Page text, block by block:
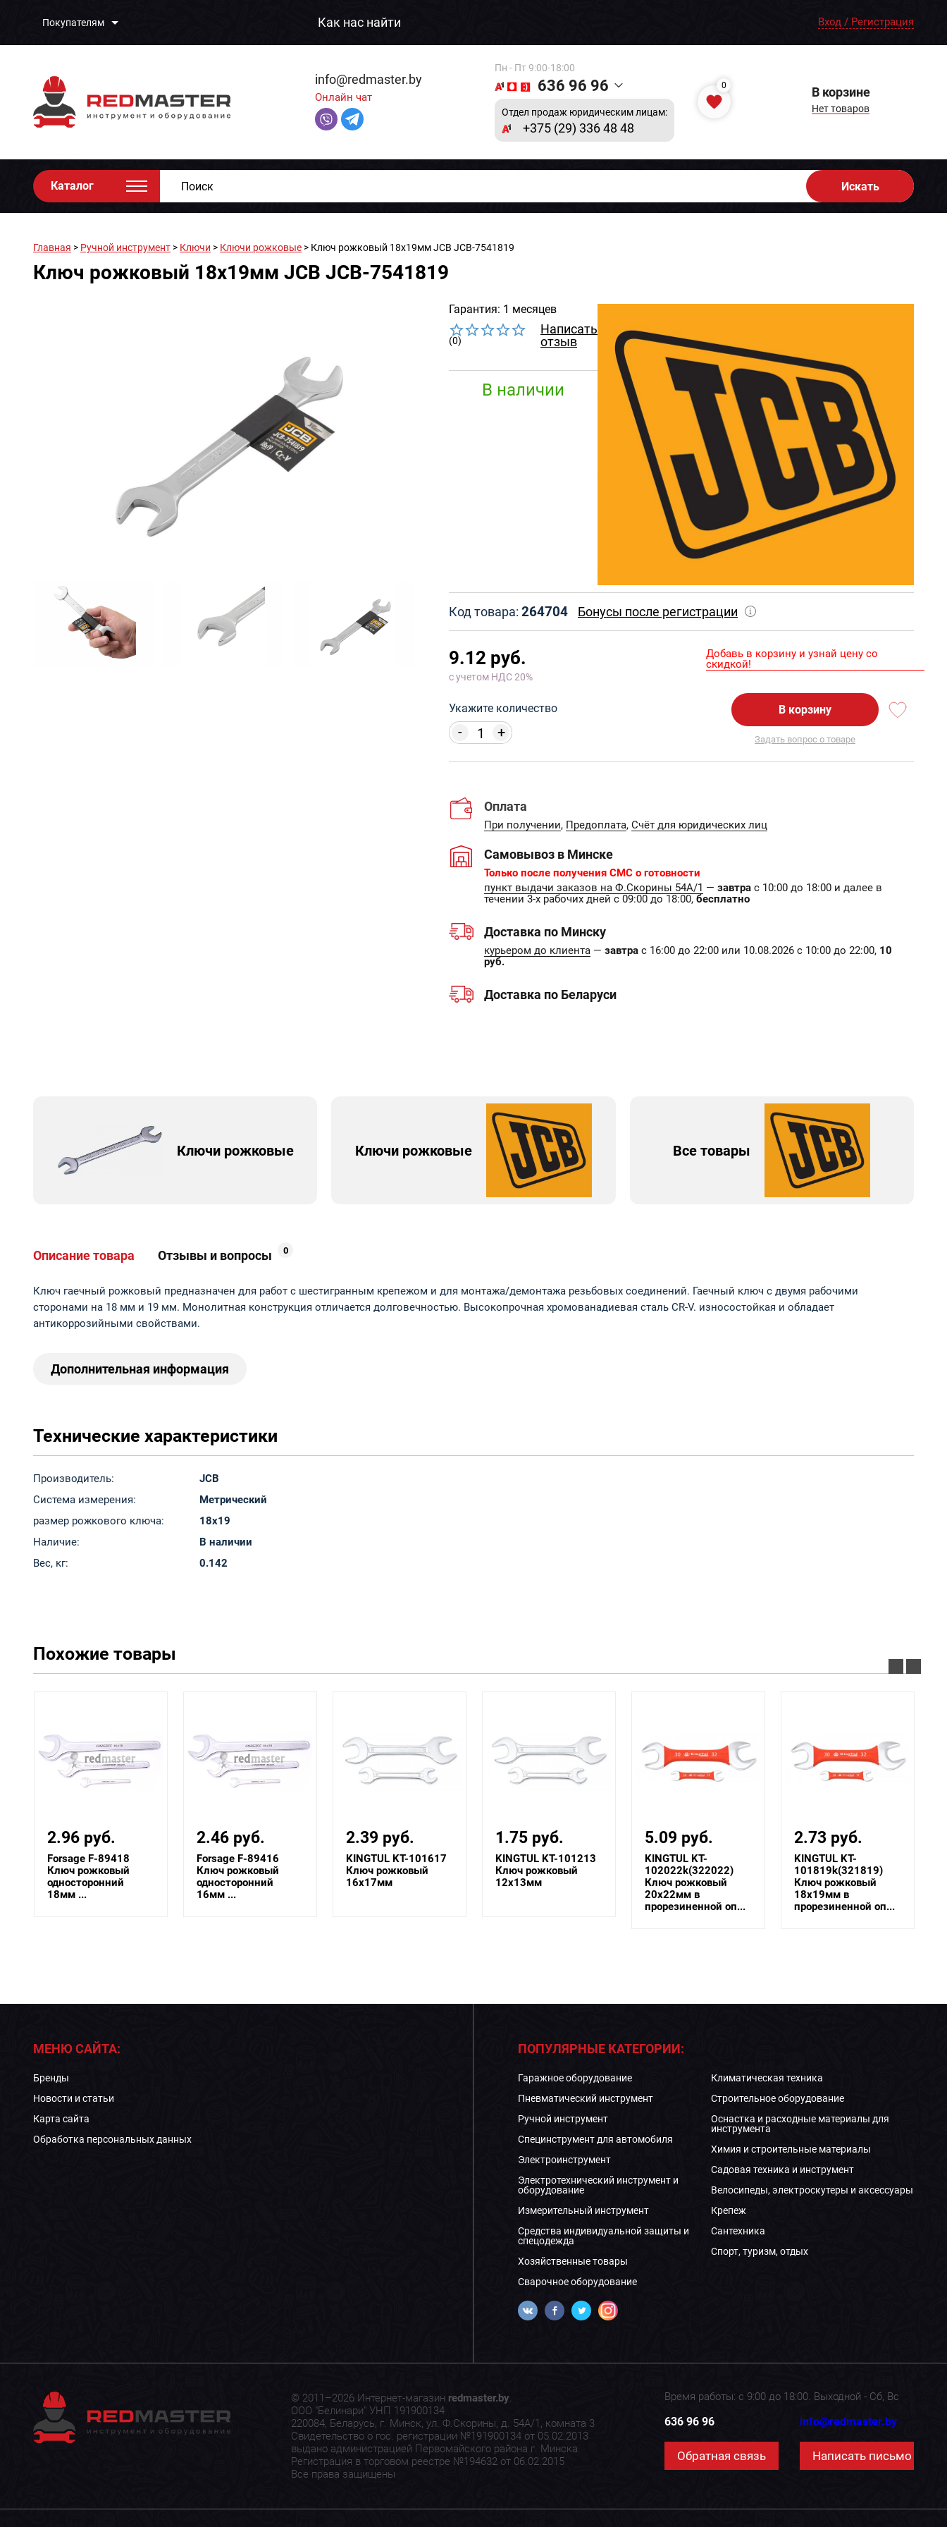
Покупателям Как нас найти Вход / Регистрация
info@redmaster.by
Онлайн чат
Пн - Пт 9:00-18:00
636 96 96
Отдел продаж юридическим лицам:
+375 (29) 336 48 48
0 В корзине
Нет товаров
Каталог Искать
Главная > Ручной инструмент > Ключи > Ключи рожковые > Ключ рожковый 18x19мм JCB JCB-7541819
Ключ рожковый 18x19мм JCB JCB-7541819
Гарантия: 1 месяцев
(0)
Написать
отзыв
В наличии
Код товара: 264704 Бонусы после регистрации
Добавь в корзину и узнай цену со
скидкой!
9.12 руб.
с учетом НДС 20%
Укажите количество
+
-
В корзину
Задать вопрос о товаре
Оплата
При получении, Предоплата, Счёт для юридических лиц
Самовывоз в Минске
Только после получения СМС о готовности
пункт выдачи заказов на Ф.Скорины 54А/1 — завтра с 10:00 до 18:00 и далее в
течении 3-х рабочих дней с 09:00 до 18:00, бесплатно
Доставка по Минску
курьером до клиента — завтра с 16:00 до 22:00 или 10.08.2026 с 10:00 до 22:00, 10
руб.
Доставка по Беларуси
Ключи рожковые Ключи рожковые Все товары
Описание товара Отзывы и вопросы 0
Ключ гаечный рожковый предназначен для работ с шестигранным крепежом и для монтажа/демонтажа резьбовых соединений. Гаечный ключ с двумя рабочими
сторонами на 18 мм и 19 мм. Монолитная конструкция отличается долговечностью. Высокопрочная хромованадиевая сталь CR-V. износостойкая и обладает
антикоррозийными свойствами.
Дополнительная информация
Технические характеристики
Производитель:
JCB
Система измерения:
Метрический
размер рожкового ключа:
18x19
Наличие:
В наличии
Вес, кг:
0.142
Похожие товары
2.96 руб.
Forsage F-89418
Ключ рожковый
односторонний
18мм ...
2.46 руб.
Forsage F-89416
Ключ рожковый
односторонний
16мм ...
2.39 руб.
KINGTUL KT-101617
Ключ рожковый
16х17мм
1.75 руб.
KINGTUL KT-101213
Ключ рожковый
12х13мм
5.09 руб.
KINGTUL KT-
102022k(322022)
Ключ рожковый
20х22мм в
прорезиненной оп...
2.73 руб.
KINGTUL KT-
101819k(321819)
Ключ рожковый
18х19мм в
прорезиненной оп...
МЕНЮ САЙТА:
Бренды
Новости и статьи
Карта сайта
Обработка персональных данных
ПОПУЛЯРНЫЕ КАТЕГОРИИ:
Гаражное оборудование
Пневматический инструмент
Ручной инструмент
Специнструмент для автомобиля
Электроинструмент
Электротехнический инструмент и
оборудование
Измерительный инструмент
Средства индивидуальной защиты и
спецодежда
Хозяйственные товары
Сварочное оборудование
Климатическая техника
Строительное оборудование
Оснастка и расходные материалы для
инструмента
Химия и строительные материалы
Садовая техника и инструмент
Велосипеды, электроскутеры и аксессуары
Крепеж
Сантехника
Спорт, туризм, отдых
© 2011–2026 Интернет-магазин redmaster.by.
ООО "Белинари" УНП 191900134
220084, Беларусь, г. Минск, ул. Ф.Скорины, д. 54А/1, комната 3
Свидетельство о гос. регистрации №191900134 от 05.02.2013
выдано администрацией Первомайского района г. Минска.
Регистрация в торговом реестре №194632 от 06.02.2015
Все права защищены
Время работы: с 9:00 до 18:00. Выходной - Сб, Вс
636 96 96
Обратная связь
info@redmaster.by
Написать письмо